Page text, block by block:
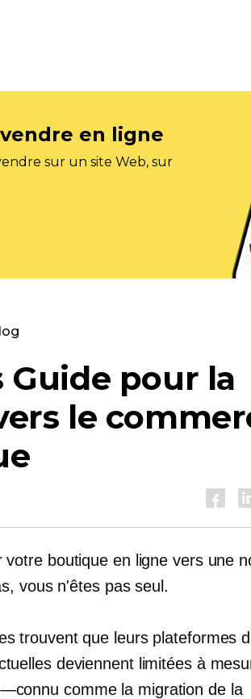
en ligne
sur un site Web, sur
Guide pour la
le
boutique en ligne vers une
vous n'êtes pas seul.
trouvent que leurs plateformes
deviennent limitées à
comme la migration de la